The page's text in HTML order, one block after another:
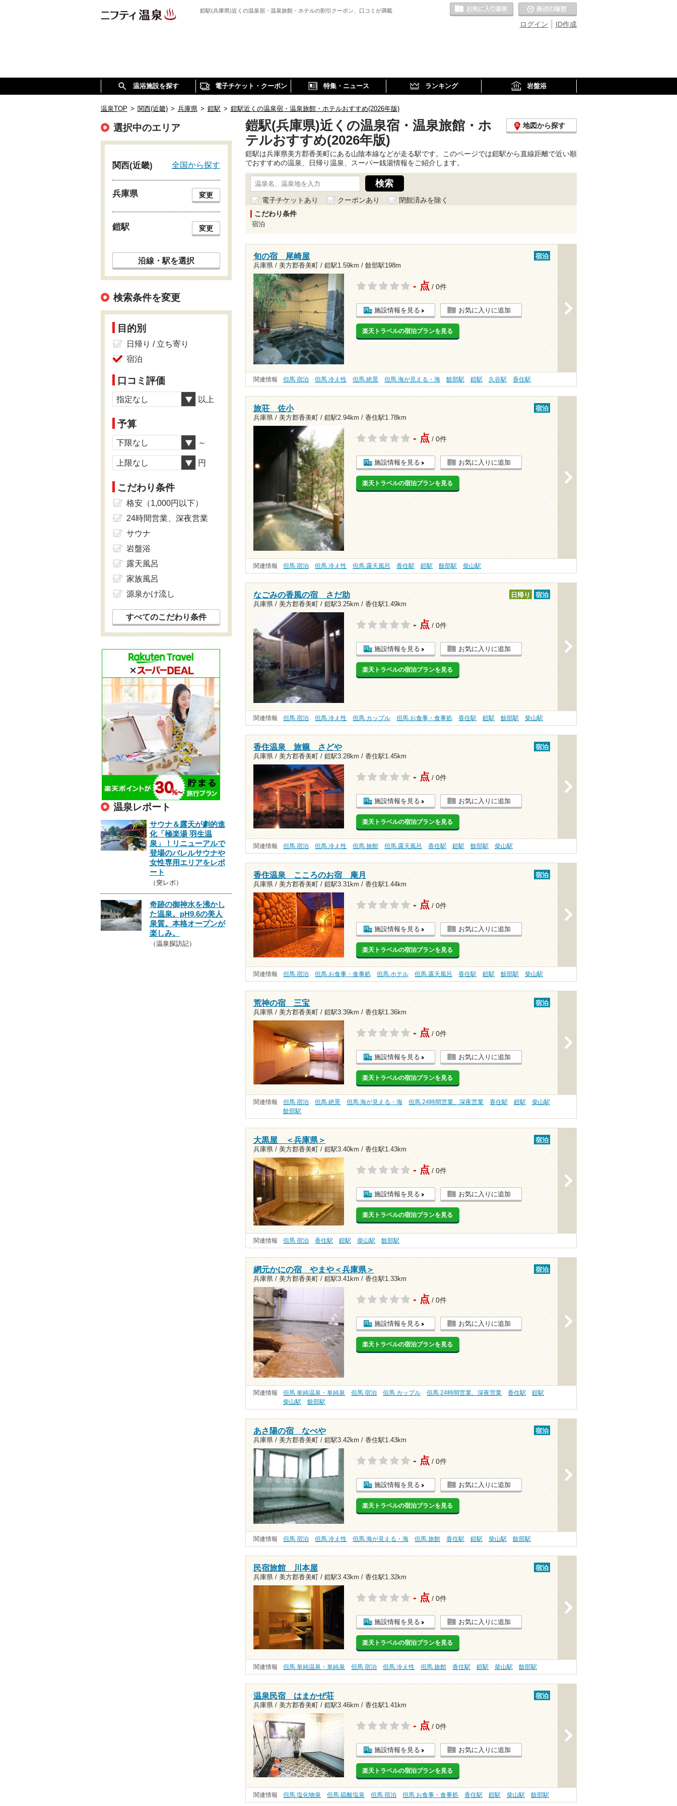
鎧駅(兵庫県)近くの温泉宿・温泉旅館・ホテルの割引クーポン、口コミが満載
ID作成
ログイン
お気に入りの温泉
温浴施設を探す 電子チケット・クーポン 特集・ニュース ランキング 岩盤浴
温泉TOP > 関西(近畿) > 兵庫県 > 鎧駅 > 鎧駅近くの温泉宿・温泉旅館・ホテルおすすめ(2026年版)
鎧駅(兵庫県)近くの温泉宿・温泉旅館・ホ
テルおすすめ(2026年版)
地図から探す
鎧駅は兵庫県美方郡香美町にある山陰本線などが走る駅です。このページでは鎧駅から直線距離で近い順
でおすすめの温泉、日帰り温泉、スーパー銭湯情報をご紹介します。
電子チケットあり クーポンあり
閉館済みを除く
こだわり条件
宿泊
旬の宿 尾崎屋
兵庫県 / 美方郡香美町 / 鎧駅1.59km / 餘部駅198m
宿泊
- 点 / 0件
施設情報を見る お気に入りに追加
楽天トラベルの宿泊プランを見る
関連情報 但馬 宿泊 但馬 冷え性 但馬 絶景 但馬 海が見える・海 餘部駅 鎧駅 久谷駅 香住駅
旅荘 佐小
兵庫県 / 美方郡香美町 / 鎧駅2.94km / 香住駅1.78km
宿泊
- 点 / 0件
施設情報を見る お気に入りに追加
楽天トラベルの宿泊プランを見る
関連情報 但馬 宿泊 但馬 冷え性 但馬 露天風呂 香住駅 鎧駅 餘部駅 柴山駅
なごみの香風の宿 さだ助
兵庫県 / 美方郡香美町 / 鎧駅3.25km / 香住駅1.49km
日帰り 宿泊
- 点 / 0件
施設情報を見る お気に入りに追加
楽天トラベルの宿泊プランを見る
関連情報 但馬 宿泊 但馬 冷え性 但馬 カップル 但馬 お食事・食事処 香住駅 鎧駅 餘部駅 柴山駅
香住温泉 旅籠 さどや
兵庫県 / 美方郡香美町 / 鎧駅3.28km / 香住駅1.45km
宿泊
- 点 / 0件
施設情報を見る お気に入りに追加
楽天トラベルの宿泊プランを見る
関連情報 但馬 宿泊 但馬 冷え性 但馬 旅館 但馬 露天風呂 香住駅 鎧駅 餘部駅 柴山駅
香住温泉 こころのお宿 庵月
兵庫県 / 美方郡香美町 / 鎧駅3.31km / 香住駅1.44km
宿泊
- 点 / 0件
施設情報を見る お気に入りに追加
楽天トラベルの宿泊プランを見る
関連情報 但馬 宿泊 但馬 お食事・食事処 但馬 ホテル 但馬 露天風呂 香住駅 鎧駅 餘部駅 柴山駅
荒神の宿 三宝
兵庫県 / 美方郡香美町 / 鎧駅3.39km / 香住駅1.36km
宿泊
- 点 / 0件
施設情報を見る お気に入りに追加
楽天トラベルの宿泊プランを見る
関連情報 但馬 宿泊 但馬 絶景 但馬 海が見える・海 但馬 24時間営業、深夜営業 香住駅 鎧駅
柴山駅
餘部駅
大黒屋 ＜兵庫県＞
兵庫県 / 美方郡香美町 / 鎧駅3.40km / 香住駅1.43km
宿泊
- 点 / 0件
施設情報を見る お気に入りに追加
楽天トラベルの宿泊プランを見る
関連情報 但馬 宿泊 香住駅 鎧駅 柴山駅 餘部駅
網元かにの宿 やまや＜兵庫県＞
兵庫県 / 美方郡香美町 / 鎧駅3.41km / 香住駅1.33km
宿泊
- 点 / 0件
施設情報を見る お気に入りに追加
楽天トラベルの宿泊プランを見る
関連情報 但馬 単純温泉・単純泉 但馬 宿泊 但馬 カップル 但馬 24時間営業、深夜営業 香住駅
鎧駅
柴山駅
餘部駅
あさ陽の宿 なべや
兵庫県 / 美方郡香美町 / 鎧駅3.42km / 香住駅1.43km
宿泊
- 点 / 0件
施設情報を見る お気に入りに追加
楽天トラベルの宿泊プランを見る
関連情報 但馬 宿泊 但馬 冷え性 但馬 海が見える・海 但馬 旅館 香住駅 鎧駅 柴山駅 餘部駅
民宿旅館 川本屋
兵庫県 / 美方郡香美町 / 鎧駅3.43km / 香住駅1.32km
宿泊
- 点 / 0件
施設情報を見る お気に入りに追加
楽天トラベルの宿泊プランを見る
関連情報 但馬 単純温泉・単純泉 但馬 宿泊 但馬 冷え性 但馬 旅館 香住駅 鎧駅 柴山駅 餘部駅
温泉民宿 はまかぜ荘
兵庫県 / 美方郡香美町 / 鎧駅3.46km / 香住駅1.41km
宿泊
- 点 / 0件
施設情報を見る お気に入りに追加
楽天トラベルの宿泊プランを見る
関連情報 但馬 塩化物泉 但馬 硫酸塩泉 但馬 宿泊 但馬 お食事・食事処 香住駅 鎧駅 柴山駅 餘部駅
選択中のエリア
関西(近畿) 全国から探す
兵庫県 変更
鎧駅 変更
沿線・駅を選択
検索条件を変更
目的別
日帰り / 立ち寄り
宿泊
口コミ評価
指定なし 以上
予算
下限なし ～
上限なし 円
こだわり条件
格安（1,000円以下）
24時間営業、深夜営業
サウナ
岩盤浴
露天風呂
家族風呂
源泉かけ流し
すべてのこだわり条件
温泉レポート
サウナ＆露天が劇的進
化「極楽湯 羽生温
泉」！リニューアルで
登場のバレルサウナや
女性専用エリアをレポ
ート
（突レポ）
奇跡の御神水を沸かし
た温泉。pH9.6の美人
泉質。本格オープンが
楽しみ。
（温泉探訪記）